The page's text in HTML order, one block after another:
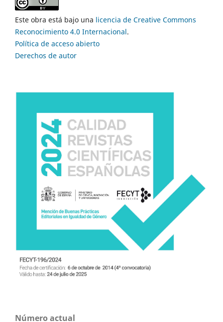
Este obra está bajo una licencia de Creative Commons
Reconocimiento 4.0 Internacional.
Política de acceso abierto
Derechos de autor
Número actual